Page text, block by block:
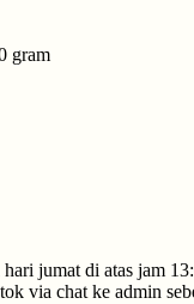
gram
hari jumat di atas jam
via chat ke admin